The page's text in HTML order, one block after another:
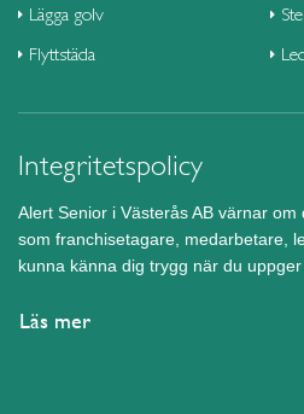
Härnösand
Härryda
Hörby
Höör
Järfälla
Karlshamn
Lägga golv
Flyttstäda
Integritetspolicy
Alert Senior i Västerås AB värnar
som franchisetagare, medarbetare,
kunna känna dig trygg när du
Läs mer